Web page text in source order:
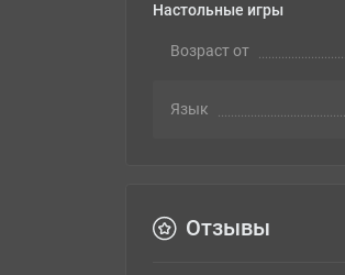
Настольные игры
Возраст от
Язык
Отзывы